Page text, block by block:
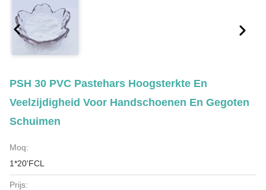
PSH 30 PVC Pastehars Hoogsterkte En
Veelzijdigheid Voor Handschoenen En Gegoten
Schuimen
Moq:
1*20'FCL
Prijs: